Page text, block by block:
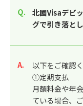
北國Visaデビ
グで引き落と
回答
以下をご確認
①定期支払
月額料金や年
ている場合、